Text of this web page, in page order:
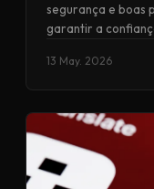
segurança e boas
garantir a
13 May. 2026